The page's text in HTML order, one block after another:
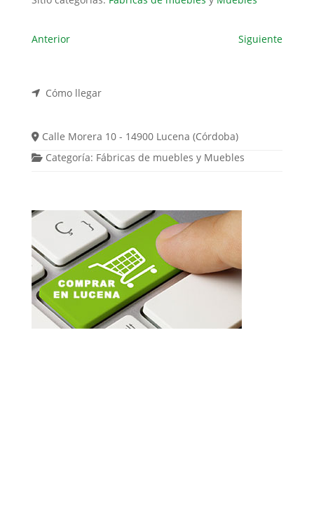
Anterior Siguiente
Cómo llegar
Calle Morera 10 - 14900 Lucena (Córdoba)
Categoría: Fábricas de muebles y Muebles